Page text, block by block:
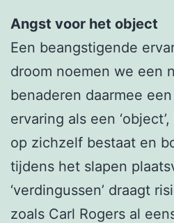
Angst voor het object
Een beangstigende
droom noemen we een
benaderen daarmee
ervaring als een
op zichzelf bestaat en
tijdens het slapen
‘verdingussen’ draagt
zoals Carl Rogers al